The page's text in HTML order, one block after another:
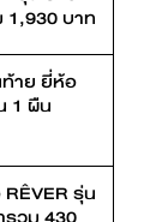
บาท
าย ยี่ห้อ
1 ผืน
รุ่น